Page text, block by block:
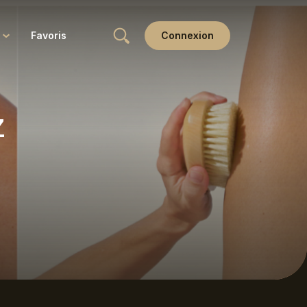
Favoris Connexion